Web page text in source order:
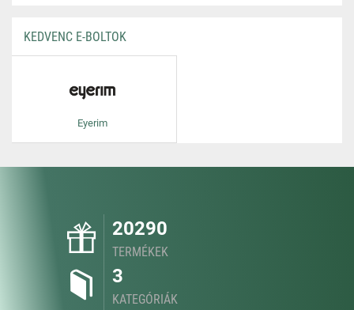
KEDVENC E-BOLTOK
Eyerim
20290
TERMÉKEK
3
KATEGÓRIÁK